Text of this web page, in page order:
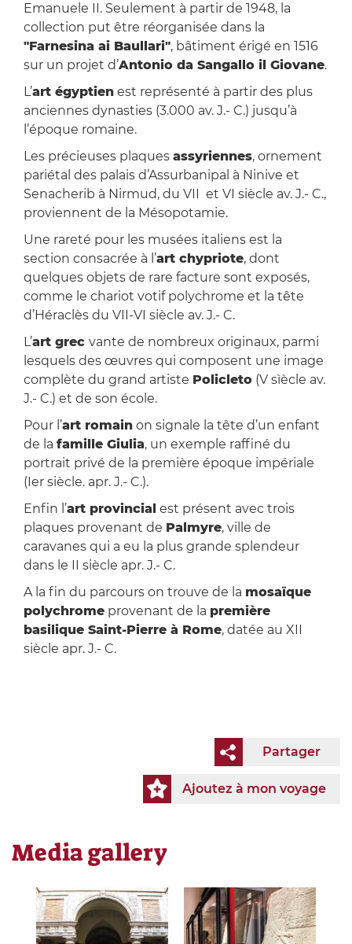
Emanuele II. Seulement à partir de 1948, la
collection put être réorganisée dans la
"Farnesina ai Baullari", bâtiment érigé en 1516
sur un projet d’Antonio da Sangallo il Giovane.
L’art égyptienest représenté à partir des plus
anciennes dynasties (3.000 av. J.- C.) jusqu’à
l’époque romaine.
Les précieuses plaques assyriennes, ornement
pariétal des palais d’Assurbanipal à Ninive et
Senacherib à Nirmud, du VII et VI siècle av. J.- C.,
proviennent de la Mésopotamie.
Une rareté pour les musées italiens est la
section consacrée à l’art chypriote, dont
quelques objets de rare facture sont exposés,
comme le chariot votif polychrome et la tête
d’Héraclès du VII-VI siècle av. J.- C.
L’art grec vante de nombreux originaux, parmi
lesquels des œuvres qui composent une image
complète du grand artiste Policleto(V sìècle av.
J.- C.) et de son école.
Pour l’art romainon signale la tête d’un enfant
de la famille Giulia, un exemple raffiné du
portrait privé de la première époque impériale
(Ier siècle. apr. J.- C.).
Enfin l’art provincial est présent avec trois
plaques provenant de Palmyre, ville de
caravanes qui a eu la plus grande splendeur
dans le II siècle apr. J.- C.
A la fin du parcours on trouve de la mosaïque
polychromeprovenant de la première
basilique Saint-Pierre à Rome, datée au XII
siècle apr. J.- C.
Partager
Ajoutez à mon voyage
Media gallery